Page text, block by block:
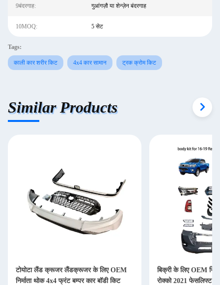
9बंदरगाह: गुआंगज़ौ या शेन्ज़ेन बंदरगाह
10MOQ: 5 सेट
Tags:
काली कार शरीर किट 4x4 कार सामान ट्रक क्रोम किट
Similar Products
टोयोटा लैंड क्रूजर लैंडक्रूजर के लिए OEM
निर्माता थोक 4x4 फ्रंट बम्पर कार बॉडी किट
बिक्री के लिए OEM
रोक्को 2021 फेसलिफ्ट